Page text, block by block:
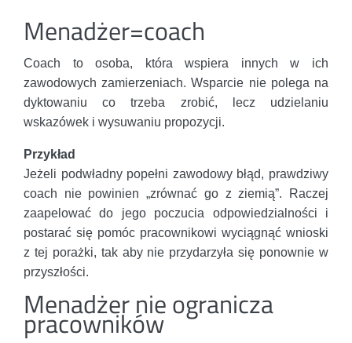
Menadżer=coach
Coach to osoba, która wspiera innych w ich
zawodowych zamierzeniach. Wsparcie nie polega na
dyktowaniu co trzeba zrobić, lecz udzielaniu
wskazówek i wysuwaniu propozycji.
Przykład
Jeżeli podwładny popełni zawodowy błąd, prawdziwy
coach nie powinien „zrównać go z ziemią”. Raczej
zaapelować do jego poczucia odpowiedzialności i
postarać się pomóc pracownikowi wyciągnąć wnioski
z tej porażki, tak aby nie przydarzyła się ponownie w
przyszłości.
Menadżer nie ogranicza
pracowników